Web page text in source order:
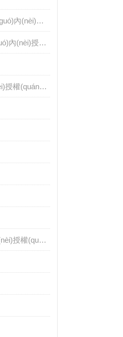
SSI Diagnostica國(guó)內(nèi)授權(quán)代理
G-biosciences國(guó)內(nèi)授權(quán)代理
Moltox國(guó)內(nèi)授權(quán)代理
BioChain國(guó)內(nèi)授權(quán)代理